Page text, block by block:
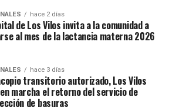
hace 2 días
de Los Vilos invita a la comunidad a
al mes de la lactancia materna 2026
hace 3 días
transitorio autorizado, Los Vilos
marcha el retorno del servicio de
de basuras